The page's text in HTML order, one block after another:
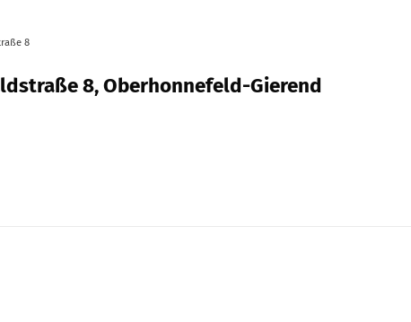
8
8, Oberhonnefeld-Gierend